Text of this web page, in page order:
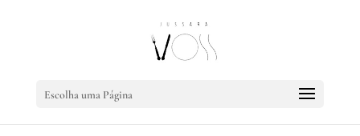
Escolha uma Página